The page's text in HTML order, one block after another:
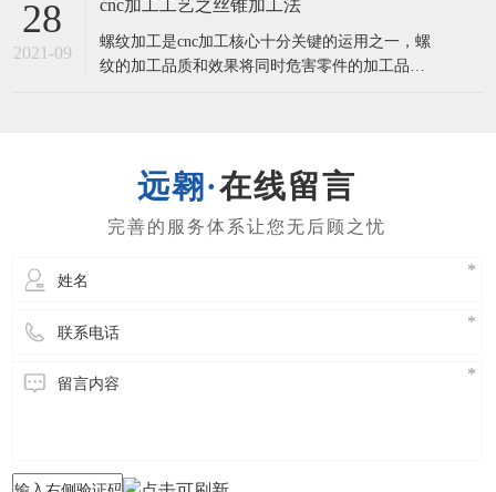
工序所造成的缺点，避免问题造成的可控制方法
有：⑴提升“质量第一，客户第一”的质量观念文
28
2021-09
cnc加工工艺之丝锥加工法
螺纹加工是cnc加工核心十分关键的运用之一，螺
纹的加工品质和效果将同时危害零件的加工品质
纹孔均选用柔性攻丝方式在线留言